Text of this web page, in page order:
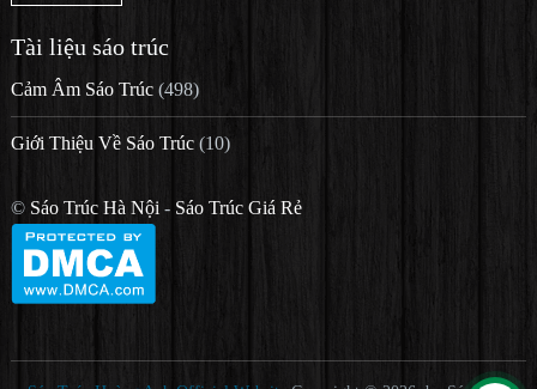
Tài liệu sáo trúc
Cảm Âm Sáo Trúc(498)
Giới Thiệu Về Sáo Trúc(10)
© Sáo Trúc Hà Nội - Sáo Trúc Giá Rẻ